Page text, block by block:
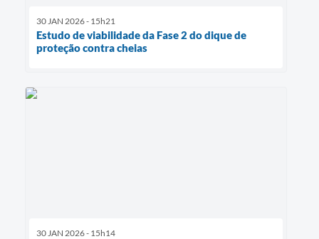
30 JAN 2026 - 15h21
Estudo de viabilidade da Fase 2 do dique de
proteção contra cheias
30 JAN 2026 - 15h14